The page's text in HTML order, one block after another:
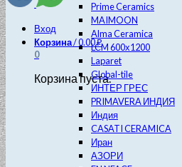
Вход
Корзина/0.00₽
0
Корзина пуста.
Prime Ceramics
MAIMOON
Alma Ceramica
LCM 600х1200
Laparet
Global-tile
ИНТЕР ГРЕС
PRIMAVERA ИНДИЯ
Индия
CASATI CERAMICA
Иран
АЗОРИ